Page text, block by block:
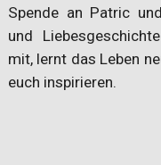
Spende an Patric
und
mit, lernt das Leben
euch inspirieren.